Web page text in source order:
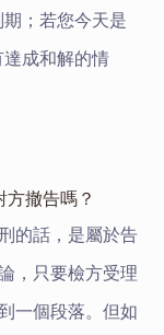
；若您今天是
成和解的情
撤告嗎？
的話，是屬於告
，只要檢方受理
一個段落。但如